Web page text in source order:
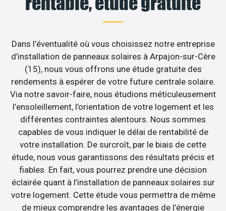
Dans l’éventualité où vous choisissez notre entreprise
d’installation de panneaux solaires à Arpajon-sur-Cère
(15), nous vous offrons une étude gratuite des
rendements à espérer de votre future centrale solaire.
Via notre savoir-faire, nous étudions méticuleusement
l’ensoleillement, l’orientation de votre logement et les
différentes contraintes alentours. Nous sommes
capables de vous indiquer le délai de rentabilité de
votre installation. De surcroît, par le biais de cette
étude, nous vous garantissons des résultats précis et
fiables. En fait, vous pourrez prendre une décision
éclairée quant à l’installation de panneaux solaires sur
votre logement. Cette étude vous permettra de même
de mieux comprendre les avantages de l’énergie